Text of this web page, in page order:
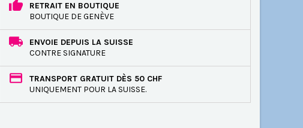
RETRAIT EN BOUTIQUE
BOUTIQUE DE GENÈVE
ENVOIE DEPUIS LA SUISSE
CONTRE SIGNATURE
TRANSPORT GRATUIT DÈS 50 CHF
UNIQUEMENT POUR LA SUISSE.